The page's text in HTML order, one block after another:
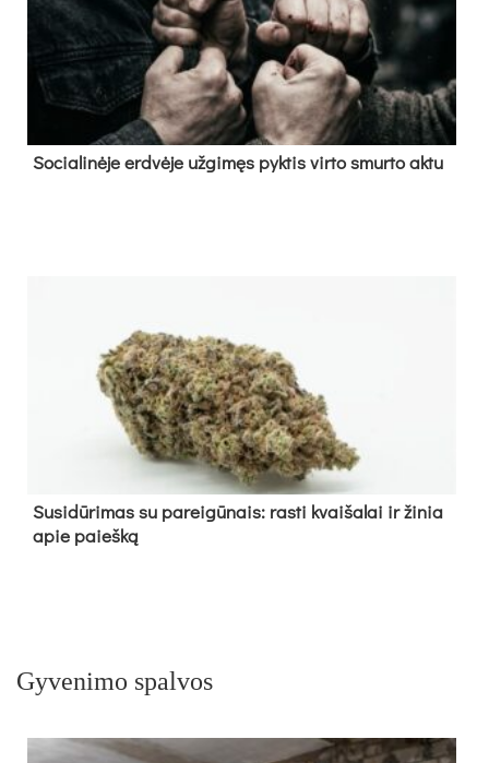
So­cia­li­nė­je erd­vė­je už­gi­męs pyk­tis vir­to smur­to ak­tu
Su­si­dū­ri­mas su pa­rei­gū­nais: ras­ti kvai­ša­lai ir ži­nia
apie paieš­ką
Gyvenimo spalvos